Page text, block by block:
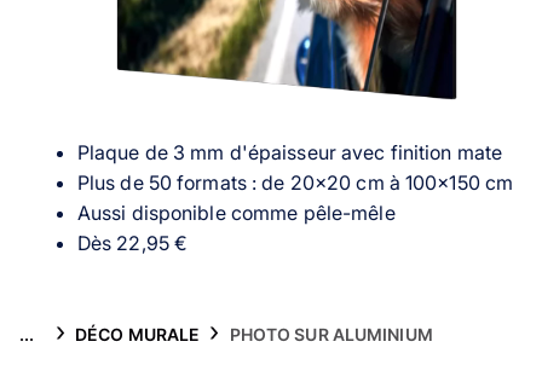
Puzzle photo
Collection Voyage 🌊
FAQ & Service client
Plaque de 3 mm d'épaisseur avec finition mate
Plus de 50 formats : de 20×20 cm à 100×150 cm
Aussi disponible comme pêle-mêle
Dès 22,95 €
... DÉCO MURALE PHOTO SUR ALUMINIUM